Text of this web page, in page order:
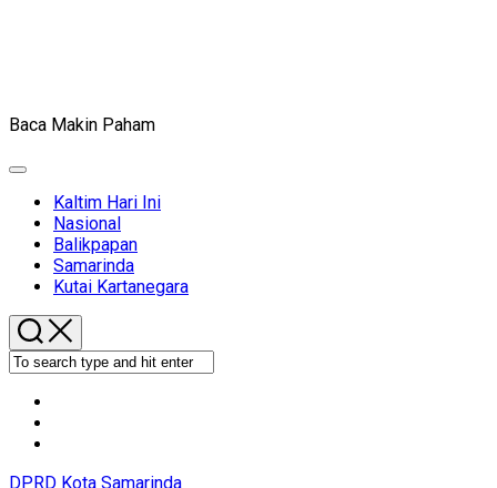
Baca Makin Paham
Expand
Kaltim Hari Ini
Nasional
Balikpapan
Samarinda
Kutai Kartanegara
DPRD Kota Samarinda